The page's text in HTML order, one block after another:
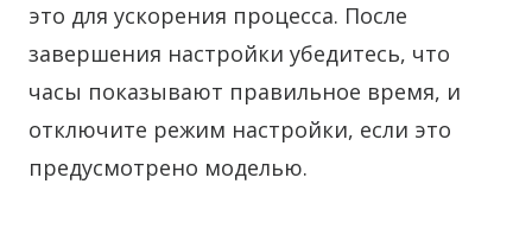
это для ускорения процесса. После
завершения настройки убедитесь, что
часы показывают правильное время, и
отключите режим настройки, если это
предусмотрено моделью.